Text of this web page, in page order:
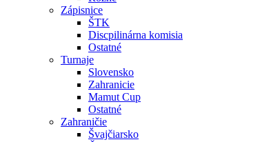
Zápisnice
ŠTK
Discpilinárna komisia
Ostatné
Turnaje
Slovensko
Zahranicie
Mamut Cup
Ostatné
Zahraničie
Švajčiarsko